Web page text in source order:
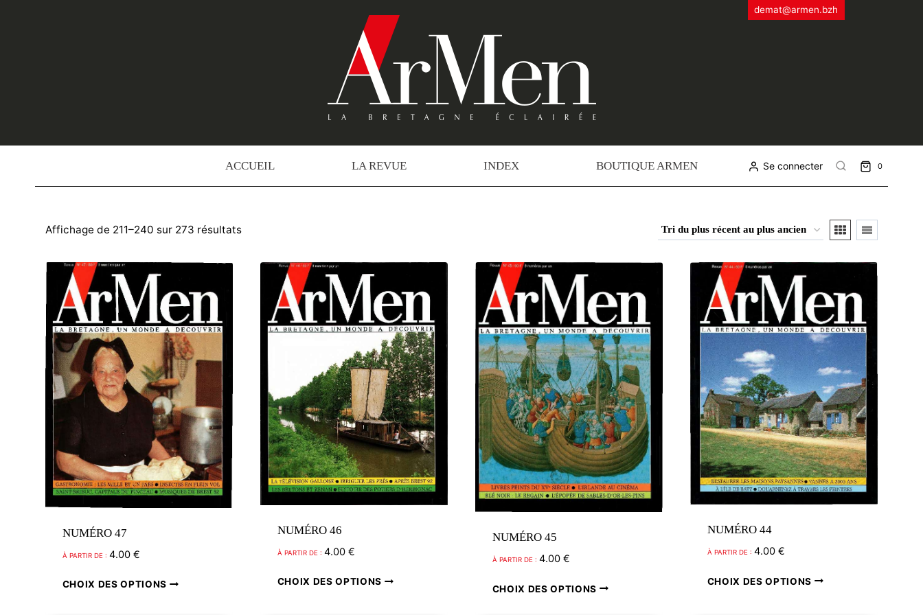
demat@armen.bzh
ACCUEIL LA REVUE INDEX BOUTIQUE ARMEN Se connecter 0
Affichage de 211–240 sur 273 résultatsTrié
NUMÉRO 47
À PARTIR DE : 4.00 €
CHOIX DES OPTIONS
NUMÉRO 46
À PARTIR DE : 4.00 €
CHOIX DES OPTIONS
NUMÉRO 45
À PARTIR DE : 4.00 €
CHOIX DES OPTIONS
NUMÉRO 44
À PARTIR DE : 4.00 €
CHOIX DES OPTIONS